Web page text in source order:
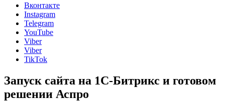
Вконтакте
Instagram
Telegram
YouTube
Viber
Viber
TikTok
Запуск сайта на 1С-Битрикс и готовом
решении Аспро